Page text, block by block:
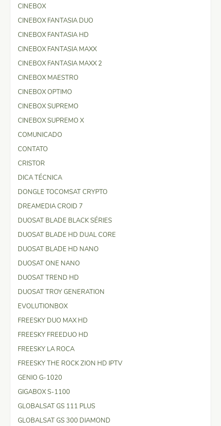
CINEBOX
CINEBOX FANTASIA DUO
CINEBOX FANTASIA HD
CINEBOX FANTASIA MAXX
CINEBOX FANTASIA MAXX 2
CINEBOX MAESTRO
CINEBOX OPTIMO
CINEBOX SUPREMO
CINEBOX SUPREMO X
COMUNICADO
CONTATO
CRISTOR
DICA TÉCNICA
DONGLE TOCOMSAT CRYPTO
DREAMEDIA CROID 7
DUOSAT BLADE BLACK SÉRIES
DUOSAT BLADE HD DUAL CORE
DUOSAT BLADE HD NANO
DUOSAT ONE NANO
DUOSAT TREND HD
DUOSAT TROY GENERATION
EVOLUTIONBOX
FREESKY DUO MAX HD
FREESKY FREEDUO HD
FREESKY LA ROCA
FREESKY THE ROCK ZION HD IPTV
GENIO G-1020
GIGABOX S-1100
GLOBALSAT GS 111 PLUS
GLOBALSAT GS 300 DIAMOND